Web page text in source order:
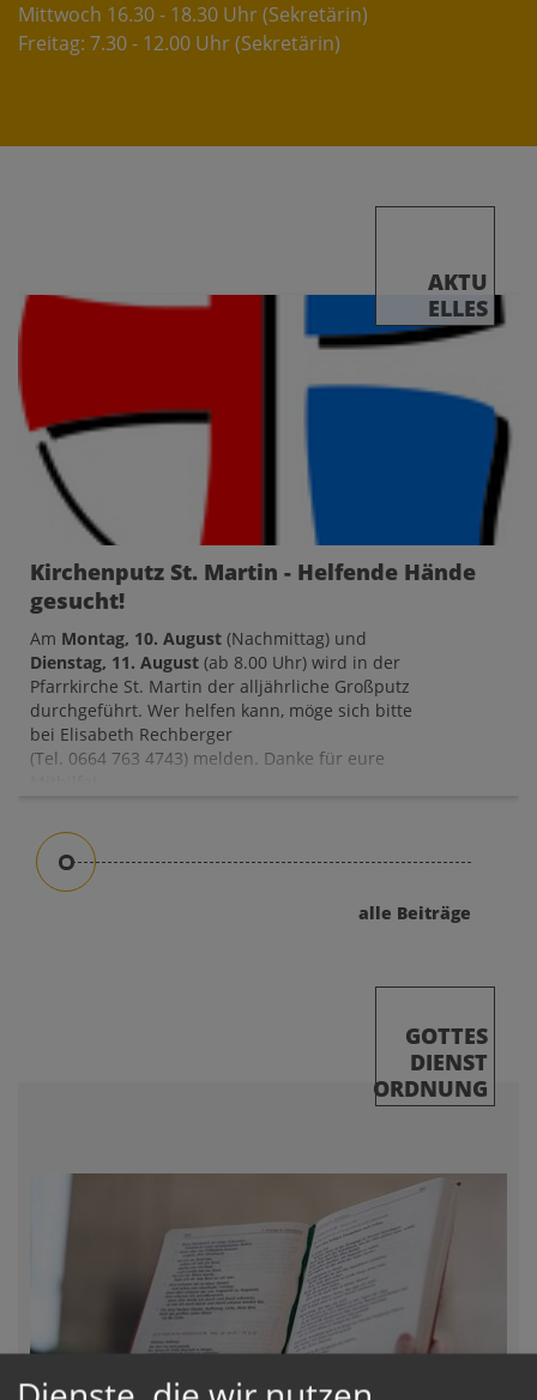
Mittwoch 16.30 - 18.30 Uhr (Sekretärin)
Freitag: 7.30 - 12.00 Uhr (Sekretärin)
AKTU
ELLES
Kirchenputz St. Martin - Helfende Hände
gesucht!
Am Montag, 10. August (Nachmittag) und
Dienstag, 11. August (ab 8.00 Uhr) wird in der
Pfarrkirche St. Martin der alljährliche Großputz
durchgeführt. Wer helfen kann, möge sich bitte
bei Elisabeth Rechberger
(Tel. 0664 763 4743) melden. Danke für eure
alle Beiträge
GOTTES
DIENST
ORDNUNG